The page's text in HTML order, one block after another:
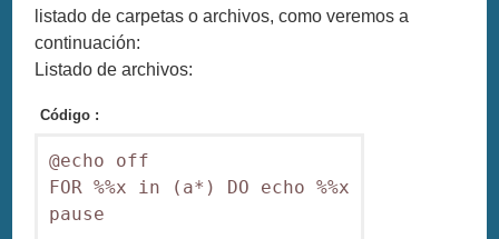
listado de carpetas o archivos, como veremos a
continuación:
Listado de archivos:
Código :
@echo off
FOR %%x in (a*) DO echo %%x
pause